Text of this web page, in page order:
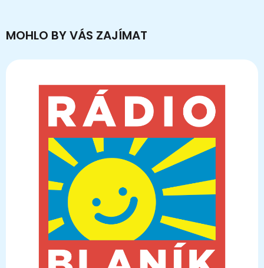
MOHLO BY VÁS ZAJÍMAT